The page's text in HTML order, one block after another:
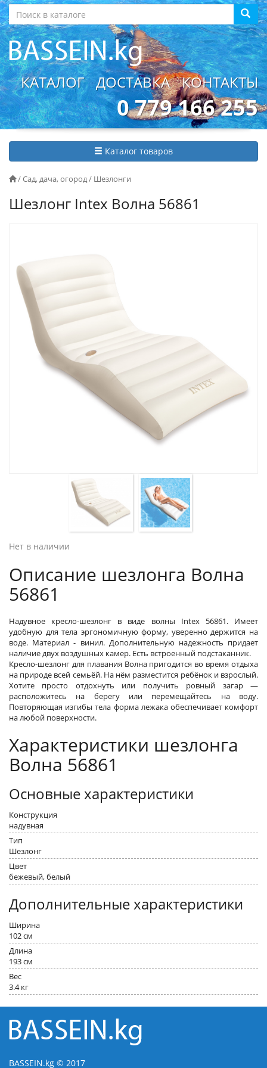
КАТАЛОГ ДОСТАВКА КОНТАКТЫ
0 779 166 255
Каталог товаров
/Сад, дача, огород/ Шезлонги
Шезлонг Intex Волна 56861
Нет в наличии
Описание шезлонга Волна
56861
Надувное кресло-шезлонг в виде волны Intex 56861. Имеет
удобную для тела эргономичную форму, уверенно держится на
воде. Материал - винил. Дополнительную надежность придает
наличие двух воздушных камер. Есть встроенный подстаканник.
Кресло-шезлонг для плавания Волна пригодится во время отдыха
на природе всей семьёй. На нём разместится ребёнок и взрослый.
Хотите просто отдохнуть или получить ровный загар —
расположитесь на берегу или перемещайтесь на воду.
Повторяющая изгибы тела форма лежака обеспечивает комфорт
на любой поверхности.
Характеристики шезлонга
Волна 56861
Основные характеристики
Конструкция
надувная
Тип
Шезлонг
Цвет
бежевый, белый
Дополнительные характеристики
Ширина
102 см
Длина
193 см
Вес
3.4 кг
BASSEIN.kg © 2017